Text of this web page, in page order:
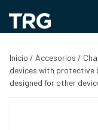
contenido
Inicio / Accesorios /
devices with protective
designed for other